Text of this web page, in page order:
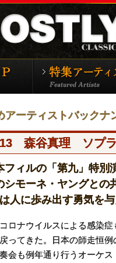
モーストリー・クラ
アーティストバックナ
森谷真理 ソプ
フィルの「第九」特別
シモーネ・ヤングとの
人に歩み出す勇気を与
ロナウイルスによる感染症
ってきた。日本の師走恒
会も例年通り行うオーケ